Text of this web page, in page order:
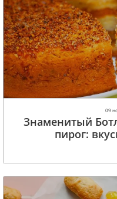
09
Знаменитый
пирог: